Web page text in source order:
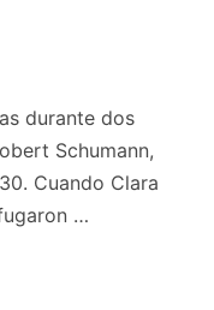
durante dos
Schumann,
Cuando Clara
…